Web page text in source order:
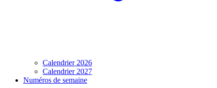
Calendrier 2026
Calendrier 2027
Numéros de semaine